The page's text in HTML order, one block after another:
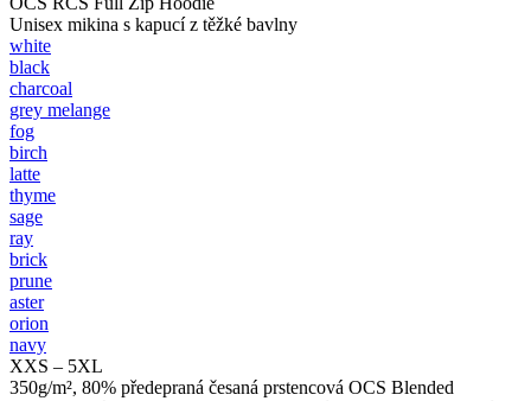
Unisex mikina s kapucí z těžké bavlny
white
black
charcoal
grey melange
fog
birch
latte
thyme
sage
ray
brick
prune
aster
orion
navy
XXS – 5XL
350g/m², 80% předepraná česaná prstencová OCS Blended